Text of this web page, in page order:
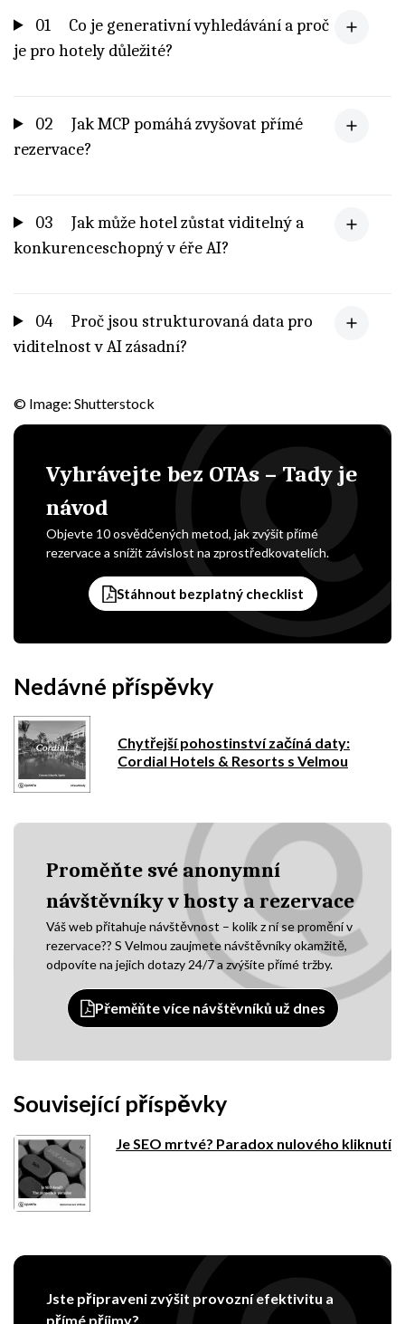
01
Co je generativní vyhledávání a proč
je pro hotely důležité?
02
Jak MCP pomáhá zvyšovat přímé
rezervace?
03
Jak může hotel zůstat viditelný a
konkurenceschopný v éře AI?
04
Proč jsou strukturovaná data pro
viditelnost v AI zásadní?
© Image: Shutterstock
Vyhrávejte bez OTAs – Tady je
návod
Objevte 10 osvědčených metod, jak zvýšit přímé
rezervace a snížit závislost na zprostředkovatelích.
Stáhnout bezplatný checklist
Nedávné příspěvky
Chytřejší pohostinství začíná daty:
Cordial Hotels & Resorts s Velmou
Proměňte své anonymní
návštěvníky v hosty a rezervace
Váš web přitahuje návštěvnost – kolik z ní se promění v
rezervace?? S Velmou zaujmete návštěvníky okamžitě,
odpovíte na jejich dotazy 24/7 a zvýšíte přímé tržby.
Přeměňte více návštěvníků už dnes
Související příspěvky
Je SEO mrtvé? Paradox nulového kliknutí
Jste připraveni zvýšit provozní efektivitu a
přímé příjmy?